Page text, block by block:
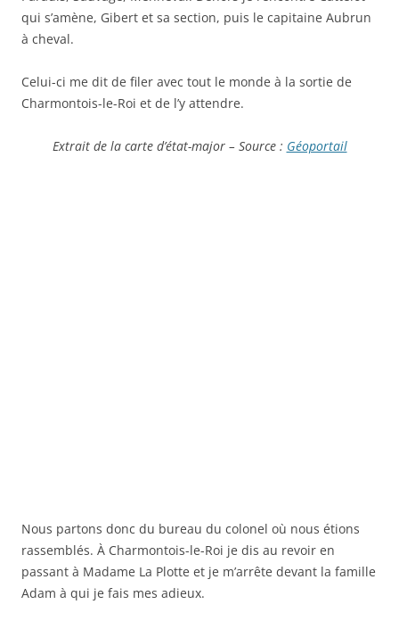
qui s’amène, Gibert et sa section, puis le capitaine Aubrun
à cheval.
Celui-ci me dit de filer avec tout le monde à la sortie de
Charmontois-le-Roi et de l’y attendre.
Extrait de la carte d’état-major – Source : Géoportail
Nous partons donc du bureau du colonel où nous étions
rassemblés. À Charmontois-le-Roi je dis au revoir en
passant à Madame La Plotte et je m’arrête devant la famille
Adam à qui je fais mes adieux.